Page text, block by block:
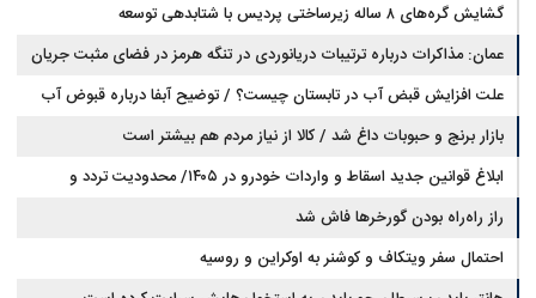
گشایش گره‌های ۸ ساله زیرساختی پردیس با شتابدهی توسعه
عمان: مذاکرات درباره ترتیبات دریانوردی در تنگه هرمز در فضای مثبت جریان
دارد
علت افزایش قبض آب در تابستان چیست؟ / توضیح آبفا درباره قبوض آب
بازار برنج و حبوبات داغ شد / کالا از نیاز مردم هم بیشتر است
ابلاغ قوانین جدید اسقاط و واردات خودرو در ۱۴۰۵/ محدودیت تردد و
سوخت‌رسانی به فرسوده‌ها
راز راه‌راه بودن گورخرها فاش شد
احتمال سفر ویتکاف و کوشنر به اوکراین و روسیه